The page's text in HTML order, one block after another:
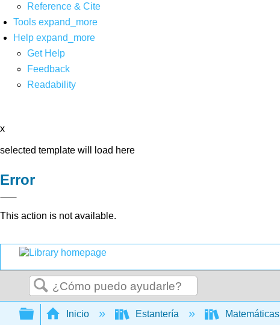
Reference & Cite
Tools expand_more
Help expand_more
Get Help
Feedback
Readability
x
selected template will load here
Error
This action is not available.
Buscar
Expandir/contraer jerarquía global
Inicio Estantería Matemáticas